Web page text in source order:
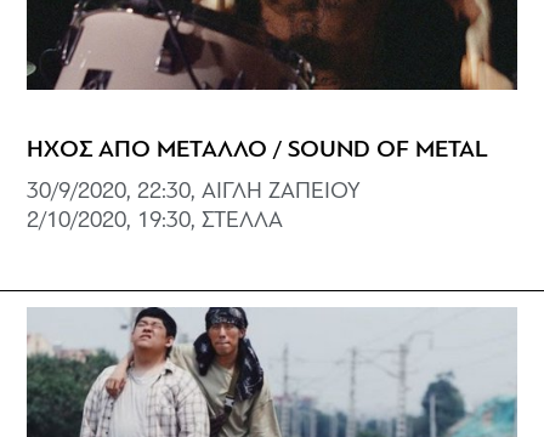
ΗΧΟΣ ΑΠΟ ΜΕΤΑΛΛΟ / SOUND OF METAL
30/9/2020, 22:30, ΑΙΓΛΗ ΖΑΠΕΙΟΥ
2/10/2020, 19:30, ΣΤΕΛΛΑ